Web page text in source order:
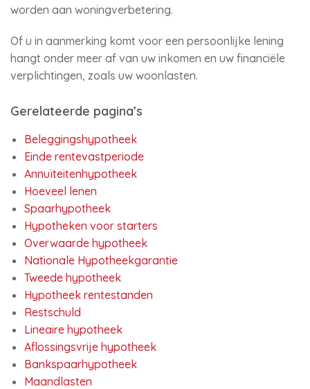
worden aan woningverbetering.
Of u in aanmerking komt voor een persoonlijke lening
hangt onder meer af van uw inkomen en uw financiële
verplichtingen, zoals uw woonlasten.
Gerelateerde pagina’s
Beleggingshypotheek
Einde rentevastperiode
Annuïteitenhypotheek
Hoeveel lenen
Spaarhypotheek
Hypotheken voor starters
Overwaarde hypotheek
Nationale Hypotheekgarantie
Tweede hypotheek
Hypotheek rentestanden
Restschuld
Lineaire hypotheek
Aflossingsvrije hypotheek
Bankspaarhypotheek
Maandlasten